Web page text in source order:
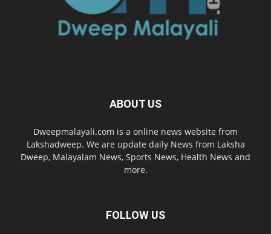
ABOUT US
Dweepmalayali.com is a online news website from
Lakshadweep. We are update daily News from Laksha
Dweep, Malayalam News, Sports News, Health News and
more.
FOLLOW US